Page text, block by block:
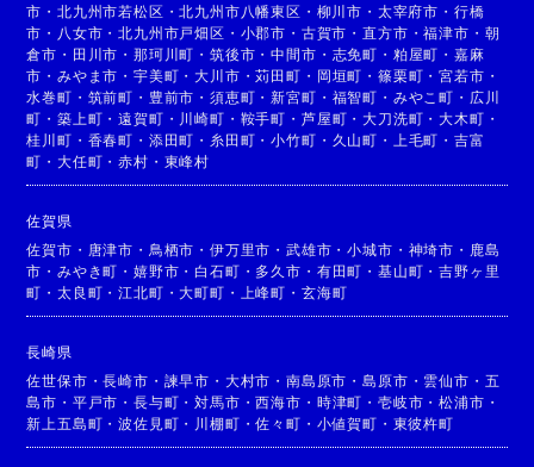
市 ・北九州市若松区 ・北九州市八幡東区 ・ 柳川市 ・ 太宰府市 ・ 行橋
市 ・ 八女市 ・北九州市戸畑区 ・ 小郡市 ・ 古賀市 ・直方市 ・福津市 ・ 朝
倉市 ・ 田川市 ・那珂川町 ・筑後市 ・中間市 ・ 志免町 ・ 粕屋町 ・ 嘉麻
市 ・みやま市 ・宇美町 ・大川市 ・苅田町 ・ 岡垣町 ・ 篠栗町 ・宮若市 ・
水巻町 ・ 筑前町 ・ 豊前市 ・須恵町 ・新宮町 ・ 福智町 ・ みやこ町 ・ 広川
町 ・築上町 ・遠賀町 ・ 川崎町 ・ 鞍手町 ・ 芦屋町 ・大刀洗町 ・大木町 ・
桂川町 ・ 香春町 ・ 添田町 ・ 糸田町 ・小竹町 ・ 久山町 ・ 上毛町 ・ 吉富
町 ・大任町 ・赤村 ・ 東峰村
佐賀県
佐賀市 ・ 唐津市 ・ 鳥栖市 ・伊万里市 ・武雄市 ・小城市 ・ 神埼市 ・ 鹿島
市 ・みやき町 ・嬉野市 ・ 白石町 ・ 多久市 ・ 有田町 ・ 基山町 ・吉野ヶ里
町 ・太良町 ・江北町 ・大町町 ・ 上峰町 ・ 玄海町
長崎県
佐世保市 ・長崎市 ・ 諫早市 ・ 大村市 ・南島原市 ・島原市 ・ 雲仙市 ・ 五
島市 ・ 平戸市 ・長与町 ・対馬市 ・西海市 ・ 時津町 ・ 壱岐市 ・松浦市 ・
新上五島町 ・波佐見町 ・ 川棚町 ・佐々町 ・ 小値賀町 ・ 東彼杵町